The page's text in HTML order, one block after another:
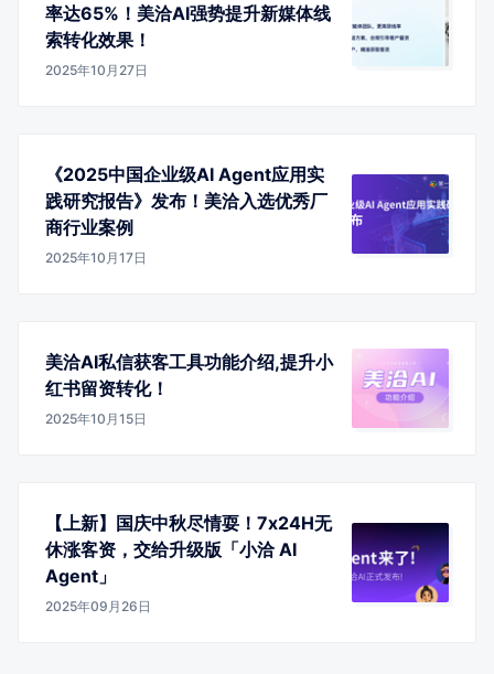
率达65%！美洽AI强势提升新媒体线
索转化效果！
2025年10月27日
《2025中国企业级AI Agent应用实
践研究报告》发布！美洽入选优秀厂
商行业案例
2025年10月17日
美洽AI私信获客工具功能介绍,提升小
红书留资转化！
2025年10月15日
【上新】国庆中秋尽情耍！7x24H无
休涨客资，交给升级版「小洽 AI
Agent」
2025年09月26日